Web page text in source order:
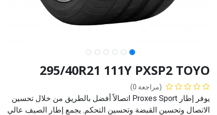
295/40R21 111Y PXSP2 TOYO
(مراجعة 0)
يوفر إطار Proxes Sport اتصالاً أفضل بالطريق من خلال تحسين
الاتصال وتحسين القبضة وتحسين التحكم. يجمع إطار الصيف عالي